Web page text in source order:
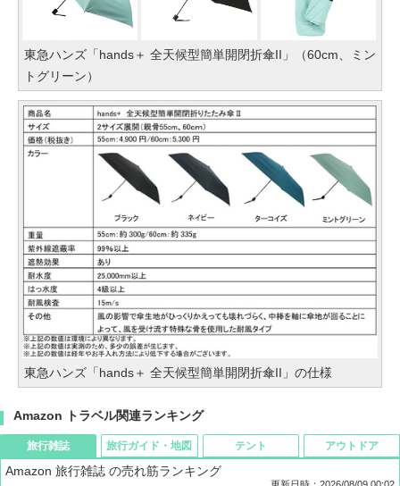
東急ハンズ「hands＋ 全天候型簡単開閉折傘II」（60cm、ミン
トグリーン）
東急ハンズ「hands＋ 全天候型簡単開閉折傘II」の仕様
Amazon トラベル関連ランキング
旅行雑誌
Amazon 旅行雑誌 の売れ筋ランキング
旅行ガイド・地図 テント アウトドア